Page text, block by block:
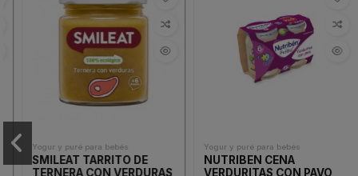
Yogur y puré para bebés
SMILEAT TARRITO DE
TERNERA CON VERDURAS
Yogur y puré para bebés
NUTRIBEN CENA
VERDURITAS CON PAVO